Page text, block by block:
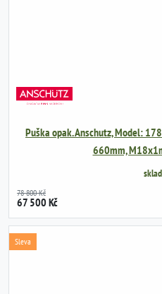
Puška opak. Anschutz, Model:
660mm,
78 800 Kč
67 500 Kč
Sleva